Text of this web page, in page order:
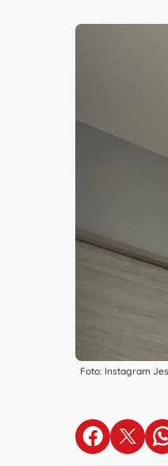
Foto: Instagram
en en X